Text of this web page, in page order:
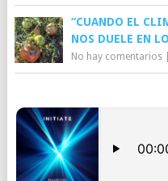
“CUANDO EL
NOS DUELE EN
No hay comentarios|